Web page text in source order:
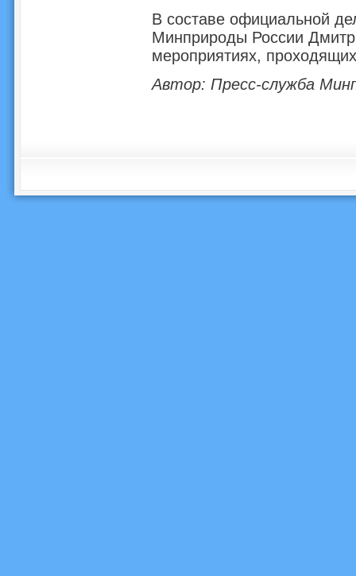
В составе официальной
Минприроды России
мероприятиях,
Автор: Пресс-служба